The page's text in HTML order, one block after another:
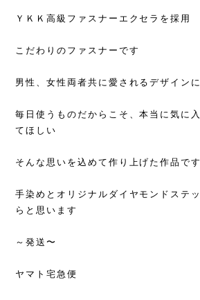
ＹＫＫ高級ファスナーエクセラを採用
こだわりのファスナーです
男性、女性両者共に愛されるデザイン
毎日使うものだからこそ、本当に気に
てほしい
そんな思いを込めて作り上げた作品です
手染めとオリジナルダイヤモンドステ
らと思います
～発送〜
ヤマト宅急便